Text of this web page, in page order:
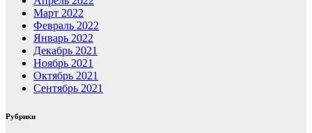
Март 2022
Февраль 2022
Январь 2022
Декабрь 2021
Ноябрь 2021
Октябрь 2021
Сентябрь 2021
Рубрики